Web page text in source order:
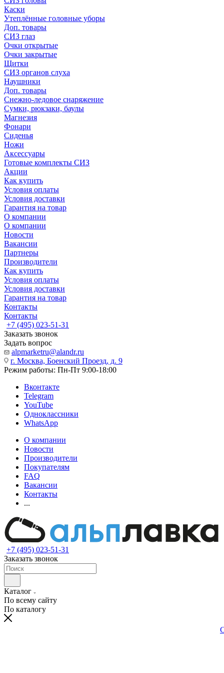
Каски
Утеплённые головные уборы
Доп. товары
СИЗ глаз
Очки открытые
Очки закрытые
Щитки
СИЗ органов слуха
Наушники
Доп. товары
Снежно-ледовое снаряжение
Сумки, рюкзаки, баулы
Магнезия
Фонари
Сиденья
Ножи
Аксессуары
Готовые комплекты СИЗ
Акции
Как купить
Условия оплаты
Условия доставки
Гарантия на товар
О компании
О компании
Новости
Вакансии
Партнеры
Производители
Как купить
Условия оплаты
Условия доставки
Гарантия на товар
Контакты
Контакты
+7 (495) 023-51-31
Заказать звонок
Задать вопрос
alpmarketru@alandr.ru
г. Москва, Боенский Проезд, д. 9
Режим работы: Пн-Пт 9:00-18:00
Вконтакте
Telegram
YouTube
Одноклассники
WhatsApp
О компании
Новости
Производители
Покупателям
FAQ
Вакансии
Контакты
...
+7 (495) 023-51-31
Заказать звонок
Каталог
По всему сайту
По каталогу